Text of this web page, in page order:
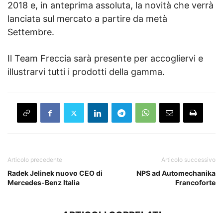
2018 e, in anteprima assoluta, la novità che verrà
lanciata sul mercato a partire da metà
Settembre.
Il Team Freccia sarà presente per accogliervi e
illustrarvi tutti i prodotti della gamma.
Articolo precedente
Radek Jelinek nuovo CEO di
Mercedes-Benz Italia
Articolo successivo
NPS ad Automechanika
Francoforte